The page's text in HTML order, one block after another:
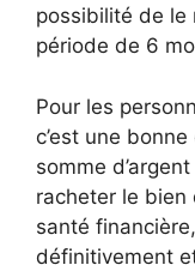
possibilité de le
période de 6
Pour les
c’est une
somme
racheter le bien
santé
définitivement